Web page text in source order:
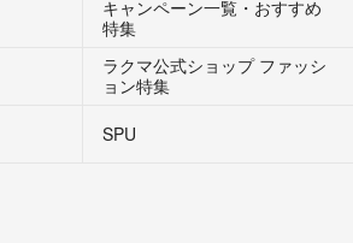
キャンペーン一覧・おすすめ
特集
ラクマ公式ショップ ファッシ
ョン特集
SPU